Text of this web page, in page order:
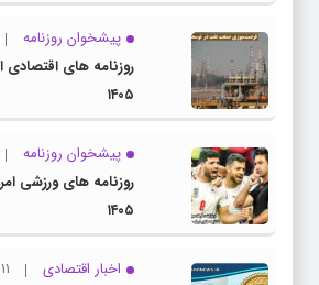
پیشخوان روزنامه
۱۴۰۵
پیشخوان روزنامه
۱۴۰۵
اخبار اقتصادی
۱۱ مرداد ۱۴۰۵